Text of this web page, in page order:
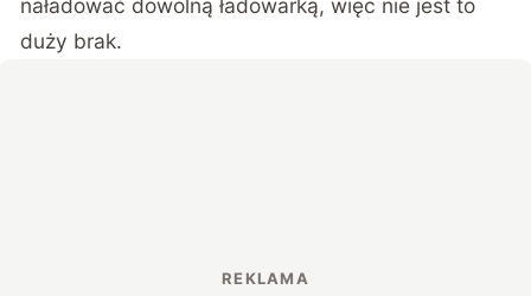
duży brak.